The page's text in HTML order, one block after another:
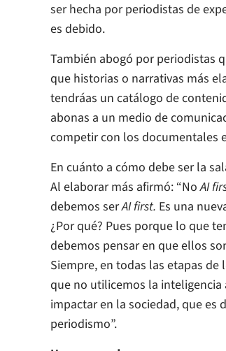
ser hecha por periodistas de
es debido.
También abogó por periodistas
que historias o narrativas más
tendráas un catálogo de
abonas a un medio de
competir con los documentales
En cuánto a cómo debe ser la
Al elaborar más afirmó: “NoAI
debemos serAI first. Es una
¿Por qué? Pues porque lo que
debemos pensar en que ellos
Siempre, en todas las etapas
que no utilicemos la
impactar en la sociedad, que es
periodismo”.